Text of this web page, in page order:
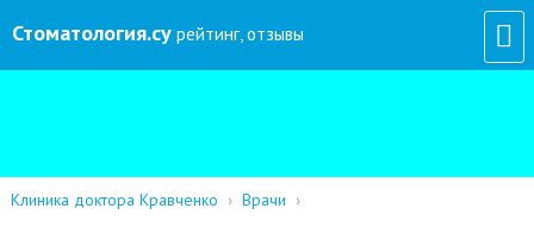
Стоматология.су рейтинг, отзывы
Клиника доктора Кравченко › Врачи ›